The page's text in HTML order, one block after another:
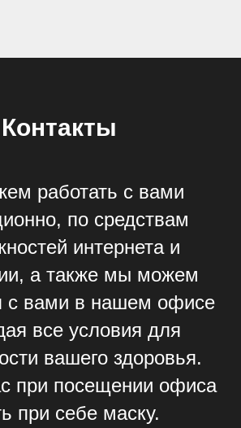
Контакты
работать с вами
по средствам
интернета и
а также мы можем
с вами в нашем офисе
все условия для
вашего здоровья.
при посещении офиса
при себе маску.